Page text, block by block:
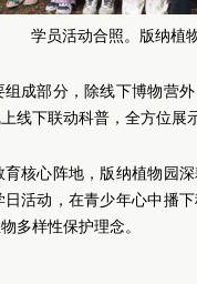
学员活动合照。版纳植
成部分，除线下博物营
线下联动科普，全方位展
核心阵地，版纳植物园
活动，在青少年心中播
多样性保护理念。